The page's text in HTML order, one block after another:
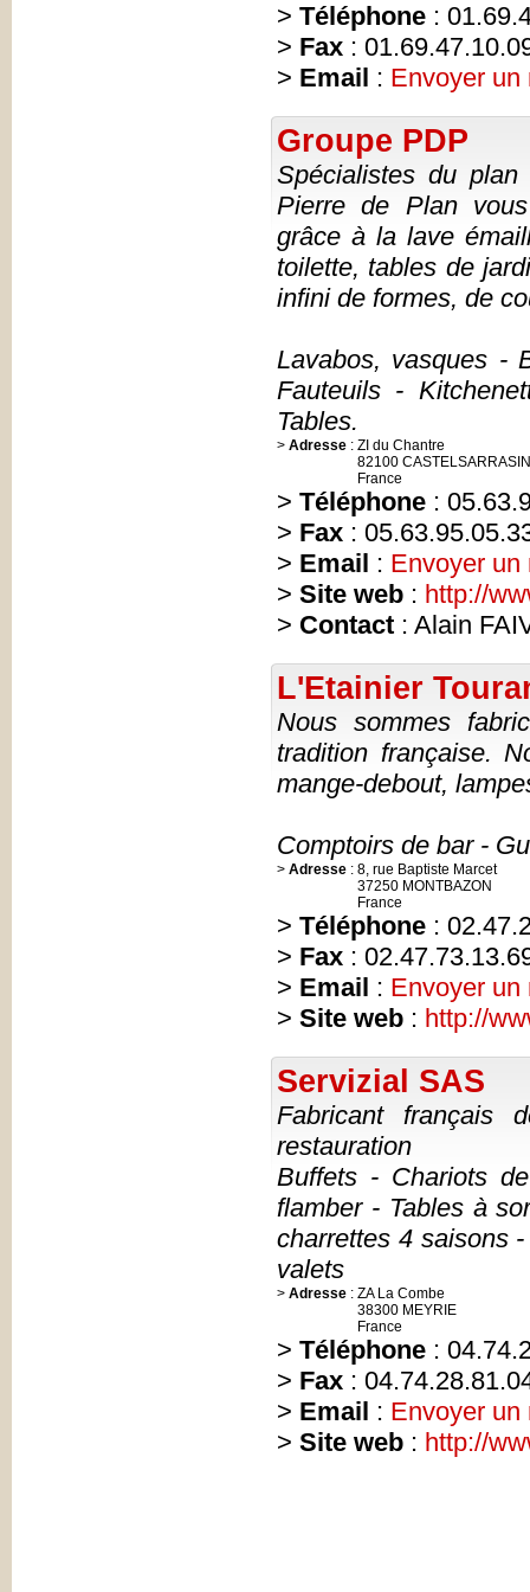
> Téléphone :
> Fax :
> Email : Envoyer
Groupe PDP
Spécialistes du
Pierre de Plan
grâce à la lave
toilette, tables de
infini de formes, de
Lavabos, vasques -
Fauteuils -
Tables.
> Adresse : ZI du Chantre
82100 CASTELSARRASIN
France
> Téléphone :
> Fax :
> Email : Envoyer
> Site web : http://
> Contact : Alain
L'Etainier
Nous sommes
tradition française.
mange-debout,
Comptoirs de bar -
> Adresse : 8, rue Baptiste Marcet
37250 MONTBAZON
France
> Téléphone :
> Fax :
> Email : Envoyer
> Site web : http://
Servizial SAS
Fabricant français
restauration
Buffets - Chariots
flamber - Tables à
charrettes 4 saisons
valets
> Adresse : ZA La Combe
38300 MEYRIE
France
> Téléphone :
> Fax :
> Email : Envoyer
> Site web : http://